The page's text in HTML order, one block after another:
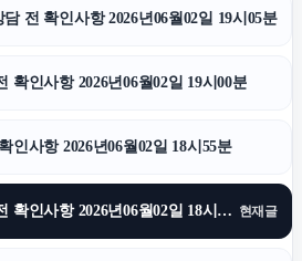
전 확인사항 2026년06월02일 19시05분
확인사항 2026년06월02일 19시00분
인사항 2026년06월02일 18시55분
신축아파트 상담 전 확인사항 2026년06월02일 18시50분 현재글